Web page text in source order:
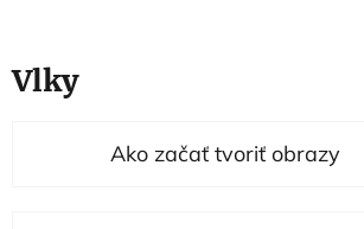
Vlky
Ako začať tvoriť obrazy